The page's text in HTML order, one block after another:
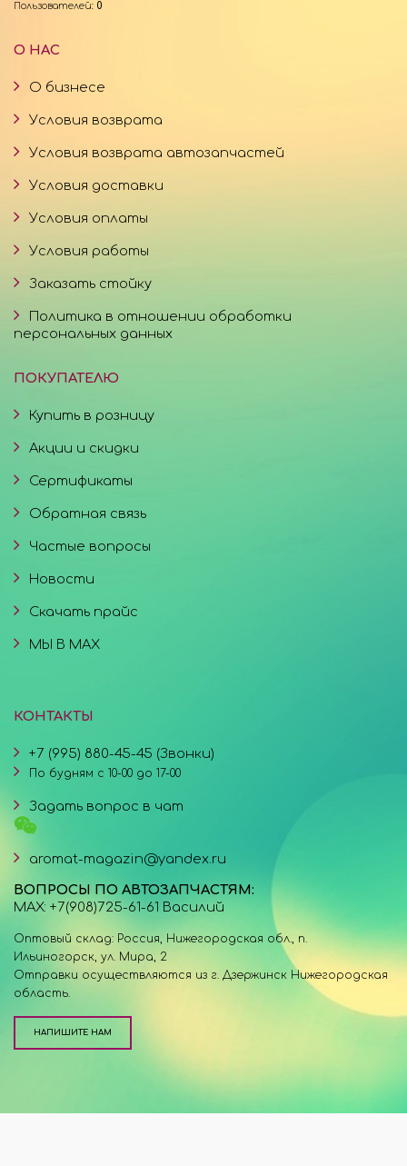
Пользователей: 0
О НАС
О бизнесе
Условия возврата
Условия возврата автозапчастей
Условия доставки
Условия оплаты
Условия работы
Заказать стойку
Политика в отношении обработки
персональных данных
ПОКУПАТЕЛЮ
Купить в розницу
Акции и скидки
Сертификаты
Обратная связь
Частые вопросы
Новости
Скачать прайс
МЫ В MAX
КОНТАКТЫ
+7 (995) 880-45-45 (Звонки)
По будням с 10-00 до 17-00
Задать вопрос в чат
aromat-magazin@yandex.ru
ВОПРОСЫ ПО АВТОЗАПЧАСТЯМ:
MAX: +7(908)725-61-61 Василий
Оптовый склад: Россия, Нижегородская обл., п.
Ильиногорск, ул. Мира, 2
Отправки осуществляются из г. Дзержинск Нижегородская
область.
НАПИШИТЕ НАМ